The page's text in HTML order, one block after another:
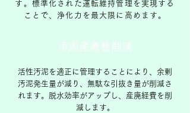
す。標準化された運転維持管理を実現する
ことで、浄化力を最大限に高めます。
汚泥産廃費削減
活性汚泥を適正に管理することにより、​余剰
汚泥発生量が減り、無駄な引抜き量が削減さ
れます。脱水効率がアップし、産廃経費を削
減します。